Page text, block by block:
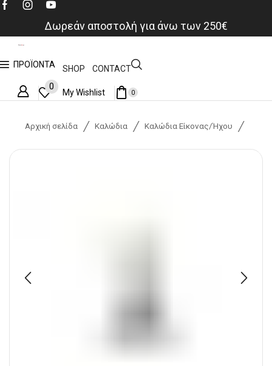
Δωρεάν αποστολή για άνω των 250€
ΠΡΟΪΟΝΤΑ SHOP CONTACT
0
My Wishlist 0
Αρχική σελίδα / Καλώδια / Καλώδια Είκονας/Ήχου /